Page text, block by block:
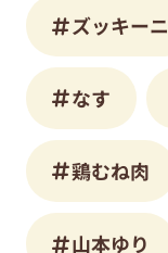
ズッキーニ
なす
鶏むね肉
山本ゆり